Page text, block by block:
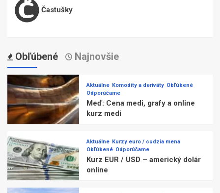
Častušky
Obľúbené Najnovšie
Aktuálne Komodity a deriváty Obľúbené
Odporúčame
Meď: Cena medi, grafy a online
kurz medi
Aktuálne Kurzy euro / cudzia mena
Obľúbené Odporúčame
Kurz EUR / USD – americký dolár
online